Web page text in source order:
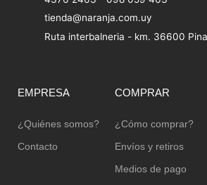
tienda@naranja.com.uy
Ruta interbalneria - km. 36600
EMPRESA
¿Quiénes somos?
Contacto
COMPRAR
¿Cómo comprar?
Envíos y retiros
Medios de pago